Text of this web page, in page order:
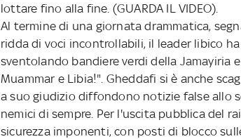
lottare fino alla fine. (GUARDA IL VIDEO).
Al termine di una giornata drammatica,
ridda di voci incontrollabili, il leader libico
sventolando bandiere verdi della Jamayiria
Muammar e Libia!". Gheddafi si è anche
a suo giudizio diffondono notizie false allo
nemici di sempre. Per l'uscita pubblica del
sicurezza imponenti, con posti di blocco